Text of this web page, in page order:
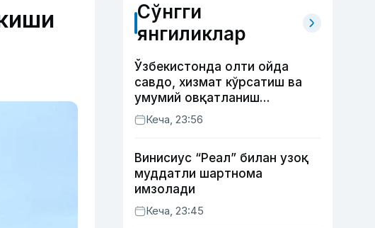
Сўнгги
янгиликлар
Ўзбекистонда олти ойда
савдо, хизмат кўрсатиш ва
умумий овқатланиш
корхоналари қанча солиқ
тўлагани очиқланди
Кеча, 23:56
Винисиус “Реал” билан узоқ
муддатли шартнома
имзолади
Кеча, 23:45